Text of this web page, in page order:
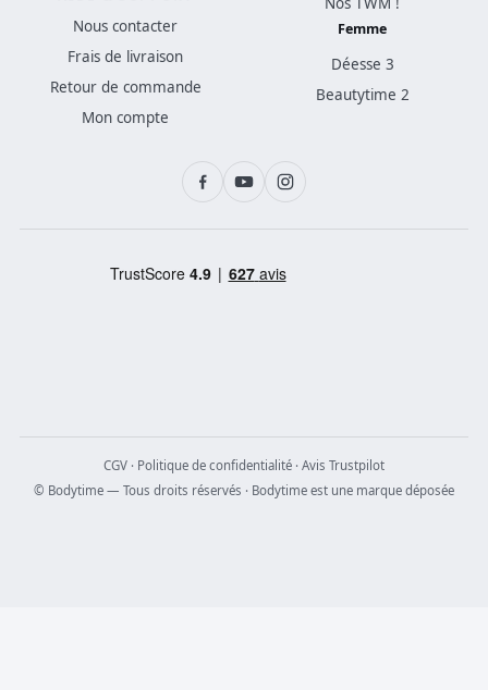
Femme
Déesse 3
Beautytime 2
Nous contacter
Frais de livraison
Retour de commande
Mon compte
CGV · Politique de confidentialité · Avis Trustpilot
© Bodytime — Tous droits réservés · Bodytime est une marque déposée